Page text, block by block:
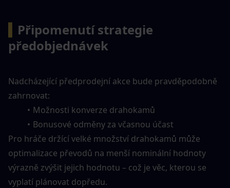
Připomenutí strategie
předobjednávek
Nadcházející předprodejní akce bude pravděpodobně
zahrnovat:
Možnosti konverze drahokamů
Bonusové odměny za včasnou účast
Pro hráče držící velké množství drahokamů může
optimalizace převodů na menší nominální hodnoty
výrazně zvýšit jejich hodnotu – což je věc, kterou se
vyplatí plánovat dopředu.